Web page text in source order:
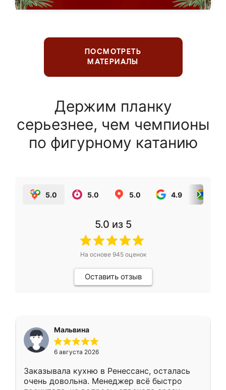
ПОСМОТРЕТЬ
МАТЕРИАЛЫ
Держим планку
серьезнее, чем чемпионы
по фигурному катанию
5.0 5.0 5.0 4.9
5.0 из 5
На основе 945оценок
Оставить отзыв
Мальвина
6 августа 2026
Заказывала кухню в Ренессанс, осталась
очень довольна. Менеджер всё быстро